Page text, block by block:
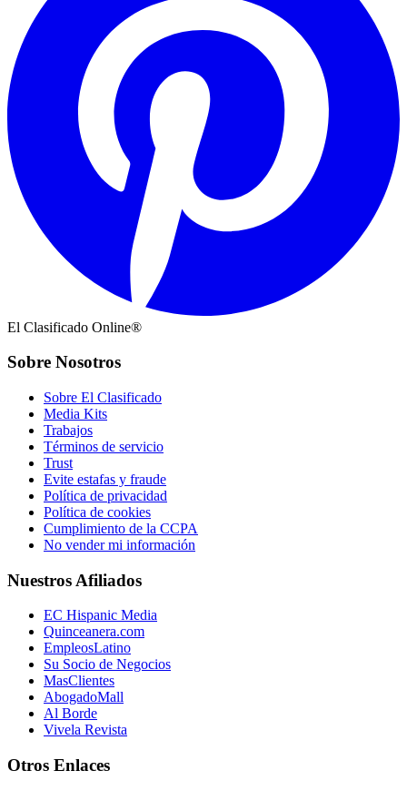
El Clasificado Online®
Sobre Nosotros
Sobre El Clasificado
Media Kits
Trabajos
Términos de servicio
Trust
Evite estafas y fraude
Política de privacidad
Política de cookies
Cumplimiento de la CCPA
No vender mi información
Nuestros Afiliados
EC Hispanic Media
Quinceanera.com
EmpleosLatino
Su Socio de Negocios
MasClientes
AbogadoMall
Al Borde
Vivela Revista
Otros Enlaces